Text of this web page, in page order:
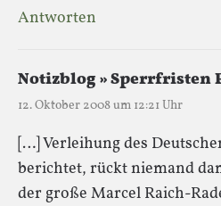
Antworten
Notizblog » Sperrfristen
12. Oktober 2008 um 12:21 Uhr
[…] Verleihung des
berichtet, rückt niemand
der große Marcel Raich-